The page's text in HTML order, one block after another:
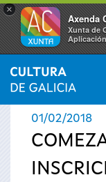
×
Axenda
Xunta de
Vostede
está
aquí
INICIO ›
01/02/2018